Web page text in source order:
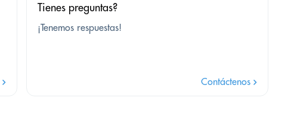
Tienes preguntas?
¡Tenemos respuestas!
Contáctenos